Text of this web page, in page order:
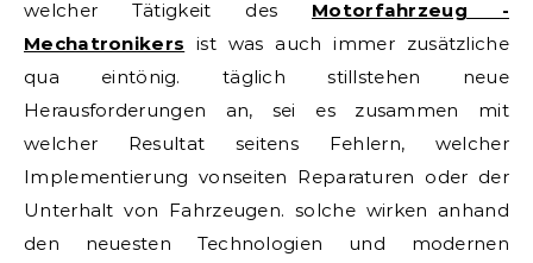
welcher Tätigkeit des Motorfahrzeug -
Mechatronikers ist was auch immer zusätzliche
qua eintönig. täglich stillstehen neue
Herausforderungen an, sei es zusammen mit
welcher Resultat seitens Fehlern, welcher
Implementierung vonseiten Reparaturen oder der
Unterhalt von Fahrzeugen. solche wirken anhand
den neuesten Technologien und modernen